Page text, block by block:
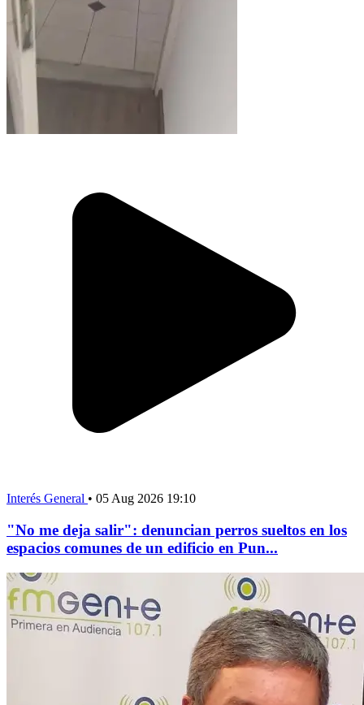
Interés General • 05 Aug 2026 19:10
"No me deja salir": denuncian perros sueltos en los
espacios comunes de un edificio en Pun...